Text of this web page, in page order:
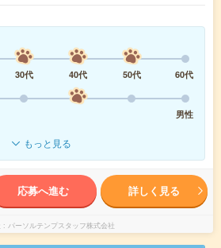
30代 40代 50代
60代
男性
もっと見る
応募へ進む 詳しく見る
パーソルテンプスタッフ株式会社